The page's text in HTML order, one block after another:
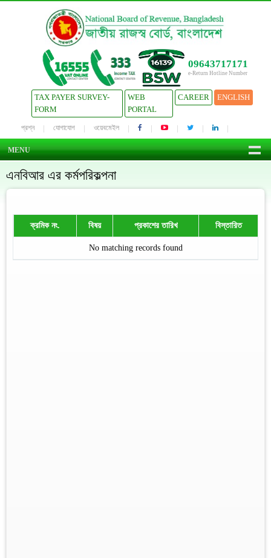
09643717171
e-Return Hotline Number
TAX PAYER SURVEY-
FORM
WEB
PORTAL
CAREER ENGLISH
প্রশ্ন যোগাযোগ ওয়েবমেইল
MENU
এনবিআর এর কর্মপরিকল্পনা
ক্রমিক নং. বিষয় প্রকাশের তারিখ বিস্তারিত
No matching records found